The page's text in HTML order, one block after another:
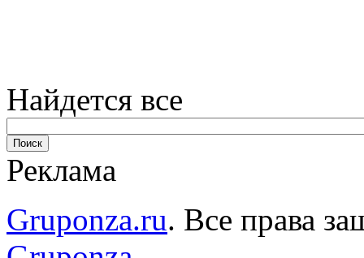
Найдется все
Реклама
Gruponza.ru. Все права